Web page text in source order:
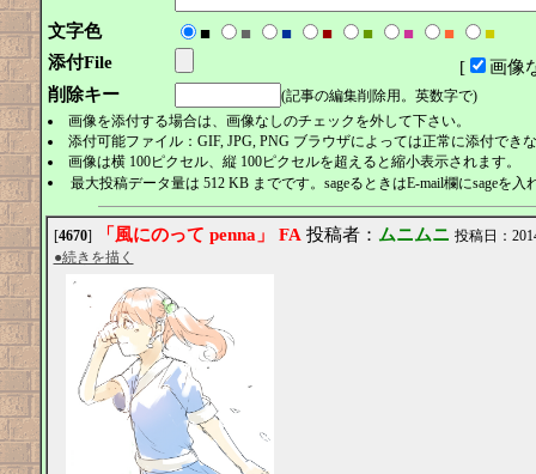
文字色 ■ ■ ■ ■ ■ ■ ■
■
添付File
[
画像
削除キー
(記事の編集削除用。英数字で)
画像を添付する場合は、画像なしのチェックを外して下さい。
添付可能ファイル：GIF, JPG, PNG ブラウザによっては正常に添付でき
画像は横 100ピクセル、縦 100ピクセルを超えると縮小表示されます。
最大投稿データ量は 512 KB までです。sageるときはE-mail欄にsageを入
[4670] 「風にのって penna」 FA 投稿者： ムニムニ 投稿日：
●続きを描く